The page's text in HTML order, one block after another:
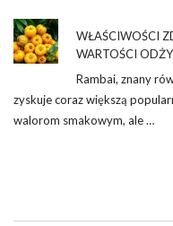
WŁAŚCIWOŚCI
WARTOŚCI
Rambai, znany
zyskuje coraz większą
walorom smakowym, ale …